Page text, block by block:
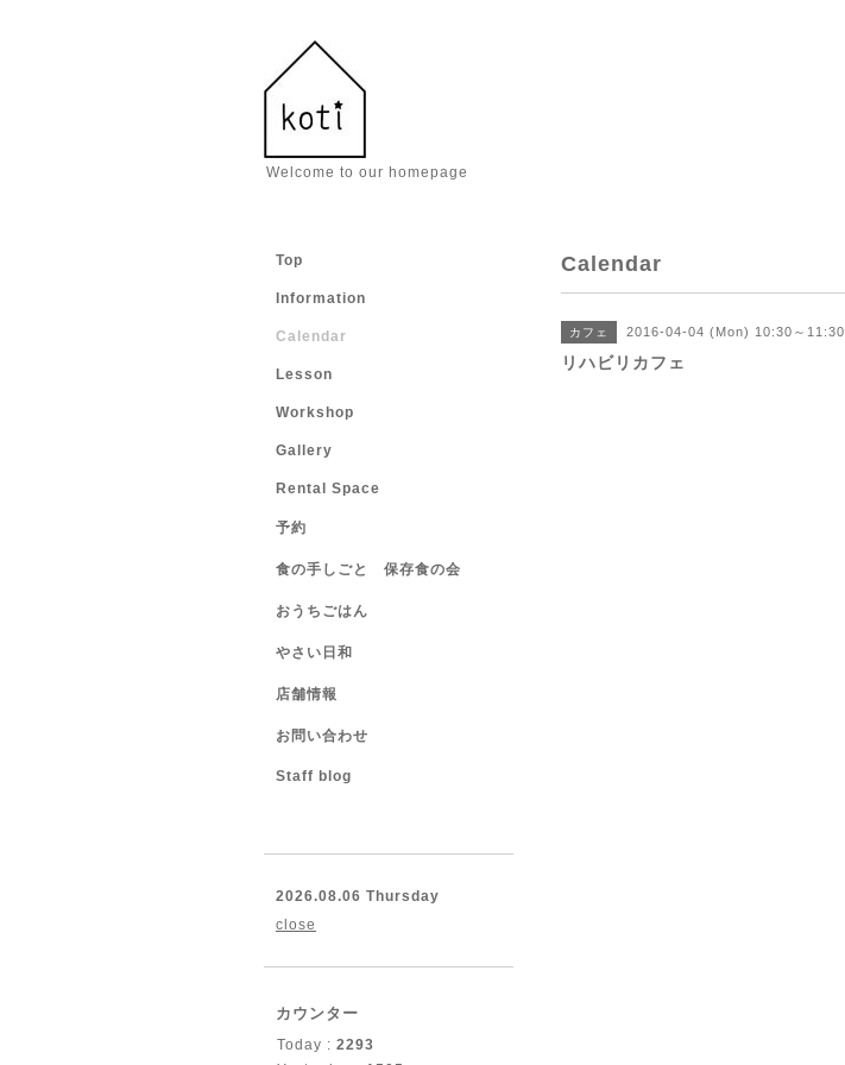
Welcome to our homepage
Calendar
カフェ 2016-04-04 (Mon) 10:30～11:30
リハビリカフェ
Top
Information
Calendar
Lesson
Workshop
Gallery
Rental Space
予約
食の手しごと 保存食の会
おうちごはん
やさい日和
店舗情報
お問い合わせ
Staff blog
2026.08.06 Thursday
close
カウンター
Today : 2293